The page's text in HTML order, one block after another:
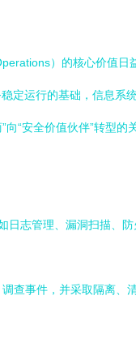
）的核心价值日
定运行的基础，信息系
“安全价值伙伴”转型的关
日志管理、漏洞扫描、
查事件，并采取隔离、